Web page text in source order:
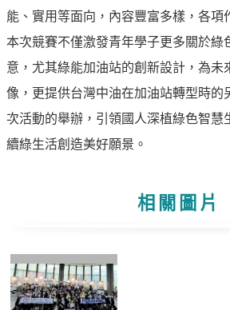
色
守
護
友
愛
油
續
供
能、實用等面向，內容豐富多樣，各項
本次競賽不僅激發青年學子更多關於綠
意，尤其綠能加油站的創新設計，為未
像，更提供台灣中油在加油站轉型時的
次活動的舉辦，引領國人深植綠色智慧
續綠生活創造美好願景。
相關圖片